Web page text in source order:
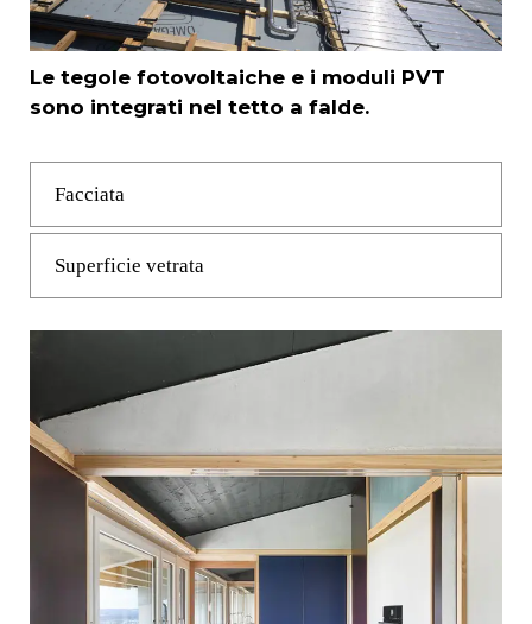
Le tegole fotovoltaiche e i moduli PVT
sono integrati nel tetto a falde.
Facciata
Superficie vetrata